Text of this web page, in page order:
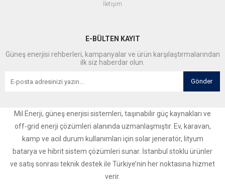
İletişim
E-BÜLTEN KAYIT
Güneş enerjisi rehberleri, kampanyalar ve ürün karşılaştırmalarından
ilk siz haberdar olun.
Gönder
Mil Enerji, güneş enerjisi sistemleri, taşınabilir güç kaynakları ve
off-grid enerji çözümleri alanında uzmanlaşmıştır. Ev, karavan,
kamp ve acil durum kullanımları için solar jeneratör, lityum
batarya ve hibrit sistem çözümleri sunar. İstanbul stoklu ürünler
ve satış sonrası teknik destek ile Türkiye’nin her noktasına hizmet
verir.